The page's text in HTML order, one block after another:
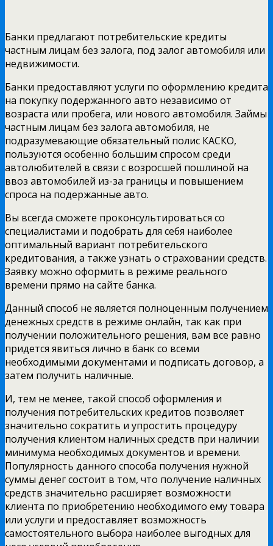
Банки предлагают потребительские кредиты
частным лицам без залога, под залог автомобиля или
недвижимости.
Банки предоставляют услуги по оформлению кредита
на покупку подержанного авто независимо от
возраста или пробега, или нового автомобиля. Займы
частным лицам без залога автомобиля, не
подразумевающие обязательный полис КАСКО,
пользуются особенно большим спросом среди
автолюбителей в связи с возросшей пошлиной на
ввоз автомобилей из-за границы и повышением
спроса на подержанные авто.
Вы всегда сможете проконсультироваться со
специалистами и подобрать для себя наиболее
оптимальный вариант потребительского
кредитования, а также узнать о страховании средств.
Заявку можно оформить в режиме реального
времени прямо на сайте банка.
Данный способ не является полноценным получением
денежных средств в режиме онлайн, так как при
получении положительного решения, вам все равно
придется явиться лично в банк со всеми
необходимыми документами и подписать договор, а
затем получить наличные.
И, тем не менее, такой способ оформления и
получения потребительских кредитов позволяет
значительно сократить и упростить процедуру
получения клиентом наличных средств при наличии
минимума необходимых документов и времени.
Популярность данного способа получения нужной
суммы денег состоит в том, что получение наличных
средств значительно расширяет возможности
клиента по приобретению необходимого ему товара
или услуги и предоставляет возможность
самостоятельного выбора наиболее выгодных для